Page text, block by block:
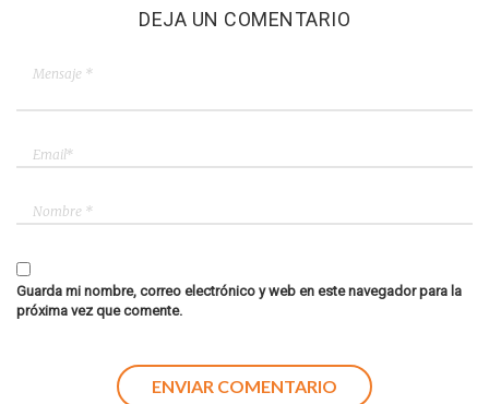
DEJA UN COMENTARIO
Guarda mi nombre, correo electrónico y web en este navegador para la
próxima vez que comente.